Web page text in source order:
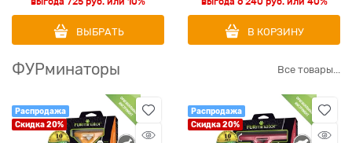
ВЫБРАТЬ В КОРЗИНУ
ФУРминаторы Все товары...
Распродажа
Скидка 20%
Распродажа
Скидка 20%